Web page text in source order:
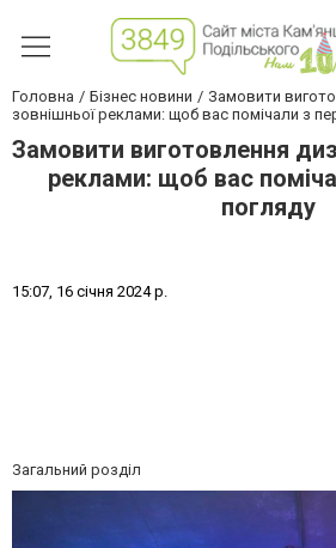
Головна Бізнес новини
Замовити
зовнішньої реклами: щоб вас помічали з
Замовити виготовлення
реклами: щоб вас
погляду
1 5:07, 16 січня 2024р.
Загальний розділ